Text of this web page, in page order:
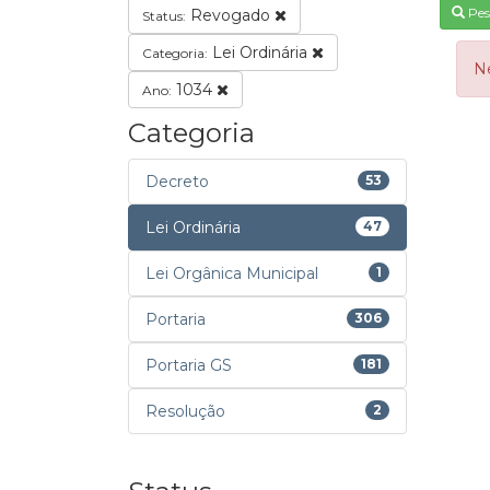
Status: Revogado
Categoria: Lei Ordinária
Ano: 1034
Categoria
Decreto 53
Lei Ordinária 47
Lei Orgânica Municipal 1
Portaria 306
Portaria GS 181
Resolução 2